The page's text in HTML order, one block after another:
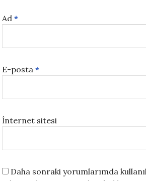
Ad *
E-posta *
İnternet sitesi
Daha sonraki yorumlarımda